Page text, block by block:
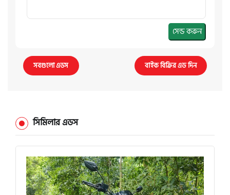
সেন্ড করুন
সবগুলো এডস বাইক বিক্রির এড দিন
সিমিলার এডস